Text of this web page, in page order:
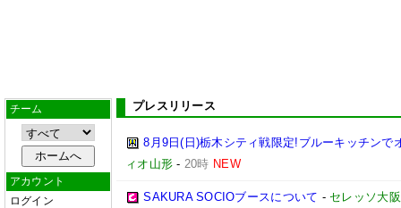
チーム
アカウント
ログイン
プレスリリース
8月9日(日)栃木シティ戦限定!ブルーキッチンで
ィオ山形 - 20時 NEW
SAKURA SOCIOブースについて - セレッソ大阪